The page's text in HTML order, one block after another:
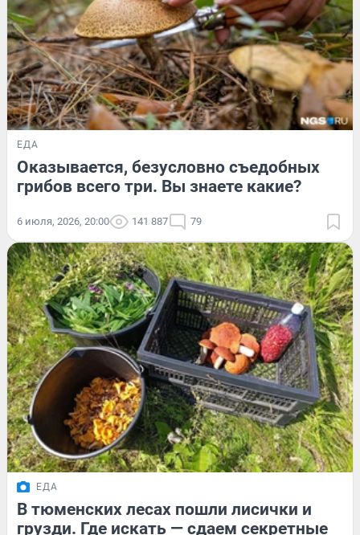
ЕДА
Оказывается, безусловно съедобных
грибов всего три. Вы знаете какие?
6 июля, 2026, 20:00 141 887 79
ЕДА
В тюменских лесах пошли лисички и
грузди. Где искать — сдаем секретные